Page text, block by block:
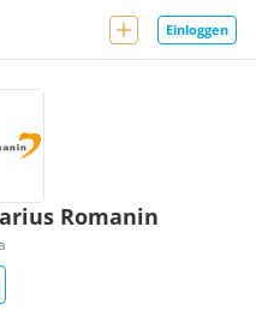
Einloggen
Romanin